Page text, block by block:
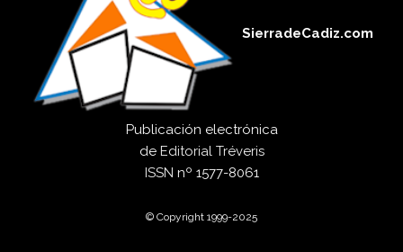
SierradeCadiz.com
Publicación electrónica
de Editorial Tréveris
ISSN nº 1577-8061
© Copyright 1999-2025